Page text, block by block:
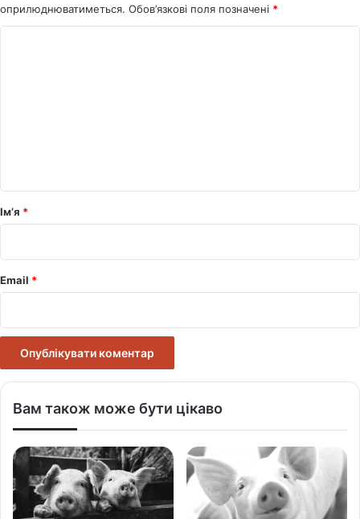
оприлюднюватиметься. Обов’язкові поля позначені *
р
*
Ім’я *
Email *
Вам також може бути цікаво